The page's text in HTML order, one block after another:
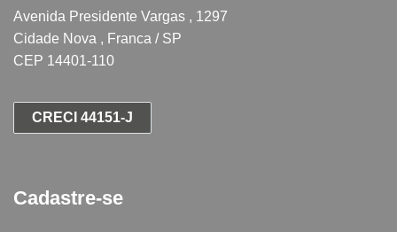
Avenida Presidente Vargas , 1297
Cidade Nova , Franca / SP
CEP 14401-110
CRECI 44151-J
Cadastre-se